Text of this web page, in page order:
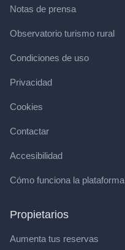
Notas de prensa
Observatorio turismo rural
Condiciones de uso
Privacidad
Cookies
Contactar
Accesibilidad
Cómo funciona la plataforma
Propietarios
Aumenta tus reservas